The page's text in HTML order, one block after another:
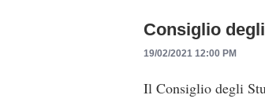
Consiglio
19/02/2021 12:00 PM
Il Consiglio degli